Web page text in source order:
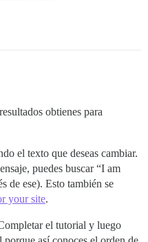
obtienes para
el texto que deseas cambiar.
puedes buscar “I am
de ese). Esto también se
your site.
el tutorial y luego